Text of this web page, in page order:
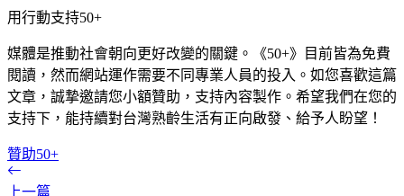
用行動支持50+
媒體是推動社會朝向更好改變的關鍵。《50+》目前皆為免費
閱讀，然而網站運作需要不同專業人員的投入。如您喜歡這篇
文章，誠摯邀請您小額贊助，支持內容製作。希望我們在您的
支持下，能持續對台灣熟齡生活有正向啟發、給予人盼望！
贊助50+
上一篇